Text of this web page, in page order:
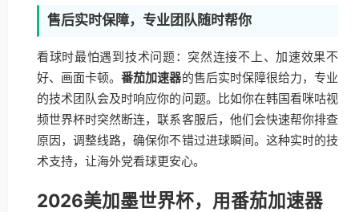
售后实时保障，专业团队随时帮你
看球时最怕遇到技术问题：突然连接不上、加速效果不
好、画面卡顿。番茄加速器的售后实时保障很给力，专业
的技术团队会及时响应你的问题。比如你在韩国看咪咕视
频世界杯时突然断连，联系客服后，他们会快速帮你排查
原因，调整线路，确保你不错过进球瞬间。这种实时的技
术支持，让海外党看球更安心。
2026美加墨世界杯，用番茄加速器